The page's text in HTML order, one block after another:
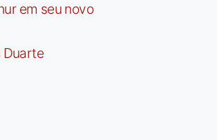
em seu novo
Duarte